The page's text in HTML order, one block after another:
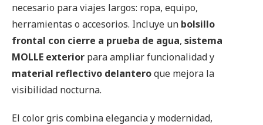
necesario para viajes largos: ropa, equipo,
herramientas o accesorios. Incluye un bolsillo
frontal con cierre a prueba de agua, sistema
MOLLE exterior para ampliar funcionalidad y
material reflectivo delanteroque mejora la
visibilidad nocturna.
El color gris combina elegancia y modernidad,